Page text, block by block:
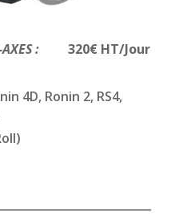
AXES : 320€ HT/Jour
4D, Ronin 2, RS4,